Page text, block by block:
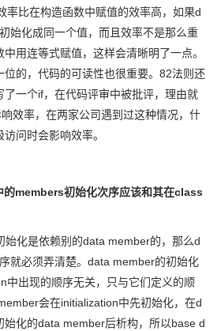
率比在构造函数中赋值的效率高，如果d
始化成同一个值，而且效率不是那么重
用连等式赋值，这样会清晰明了一点。
的，代码的可读性也很重要。82法则还
一个if，在代码评审中被批评，理由就
效率，在两家公司遇到过这种情况，什
问时会影响效率。
members初始化次序应该和其在class
始化是依赖别的data member的，那么d
就必须弄清楚。data member的初始化
中出现的顺序无关，只与它们定义的顺
会在initialization中先初始化，在d
化的data member后析构，所以base d